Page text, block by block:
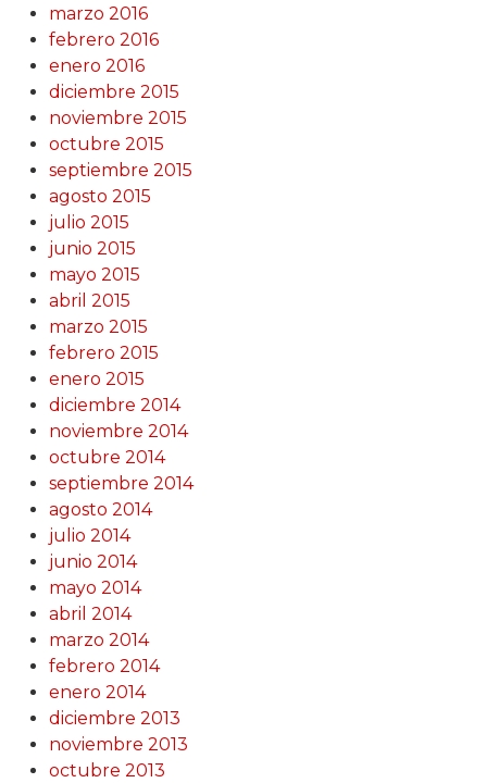
marzo 2016
febrero 2016
enero 2016
diciembre 2015
noviembre 2015
octubre 2015
septiembre 2015
agosto 2015
julio 2015
junio 2015
mayo 2015
abril 2015
marzo 2015
febrero 2015
enero 2015
diciembre 2014
noviembre 2014
octubre 2014
septiembre 2014
agosto 2014
julio 2014
junio 2014
mayo 2014
abril 2014
marzo 2014
febrero 2014
enero 2014
diciembre 2013
noviembre 2013
octubre 2013